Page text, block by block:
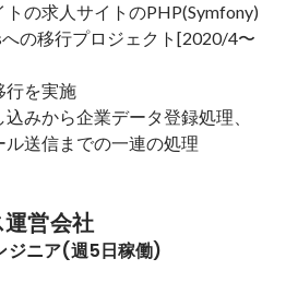
の求人サイトのPHP(Symfony)
への移行プロジェクト[2020/4〜
行を実施
込みから企業データ登録処理、
送信までの一連の処理
営会社
ジニア(週5日稼働)